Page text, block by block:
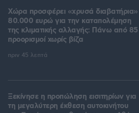
Χώρα προσφέρει «χρυσά διαβατήρια»
80.000 ευρώ για την καταπολέμηση
της κλιματικής αλλαγής: Πάνω από 85
προορισμοί χωρίς βίζα
πριν 45 λεπτά
Ξεκίνησε η προπώληση εισιτηρίων για
τη μεγαλύτερη έκθεση αυτοκινήτου